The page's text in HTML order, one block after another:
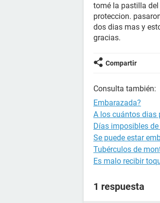
tomé la pastilla del
proteccion.
dos dias mas y
gracias.
Compartir
Consulta también:
Embarazada?
A los cuántos dias
Días imposibles
Se puede estar
Tubérculos de
Es malo recibir
1 respuesta